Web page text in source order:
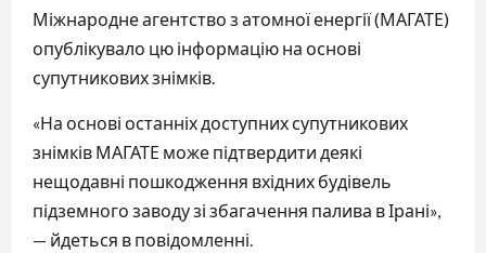
Міжнародне агентство з атомної енергії (МАГАТЕ)
опублікувало цю інформацію на основі
супутникових знімків.
«На основі останніх доступних супутникових
знімків МАГАТЕ може підтвердити деякі
нещодавні пошкодження вхідних будівель
підземного заводу зі збагачення палива в Ірані»,
— йдеться в повідомленні.